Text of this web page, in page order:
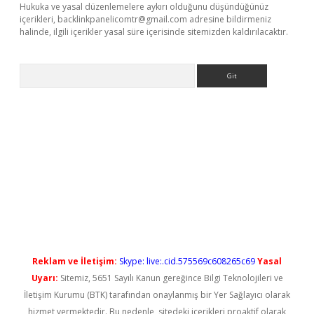
Hukuka ve yasal düzenlemelere aykırı olduğunu düşündüğünüz
içerikleri, backlinkpanelicomtr@gmail.com adresine bildirmeniz
halinde, ilgili içerikler yasal süre içerisinde sitemizden kaldırılacaktır.
Reklam ve İletişim: Skype: live:.cid.575569c608265c69Yasal
Uyarı: Sitemiz, 5651 Sayılı Kanun gereğince Bilgi Teknolojileri ve
İletişim Kurumu (BTK) tarafından onaylanmış bir Yer Sağlayıcı olarak
hizmet vermektedir. Bu nedenle, sitedeki içerikleri proaktif olarak